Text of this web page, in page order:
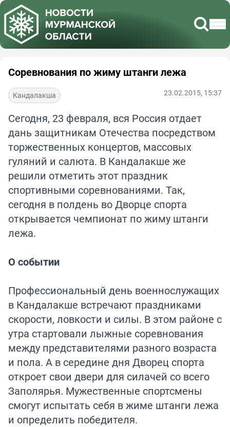
Соревнования по жиму штанги лежа
Кандалакша 23.02.2015, 15:37
Сегодня, 23 февраля, вся Россия отдает
дань защитникам Отечества посредством
торжественных концертов, массовых
гуляний и салюта. В Кандалакше же
решили отметить этот праздник
спортивными соревнованиями. Так,
сегодня в полдень во Дворце спорта
открывается чемпионат по жиму штанги
лежа.
О событии
Профессиональный день военнослужащих
в Кандалакше встречают праздниками
скорости, ловкости и силы. В этом районе с
утра стартовали лыжные соревнования
между представителями разного возраста
и пола. А в середине дня Дворец спорта
откроет свои двери для силачей со всего
Заполярья. Мужественные спортсмены
смогут испытать себя в жиме штанги лежа
и определить победителя.